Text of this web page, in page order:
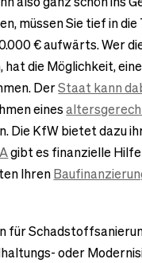
müssen Sie tief in die
€ aufwärts. Wer
die Möglichkeit,
DerStaat kann
eines
Die KfW bietet dazu
gibt es finanzielle
Ihren
für
oder